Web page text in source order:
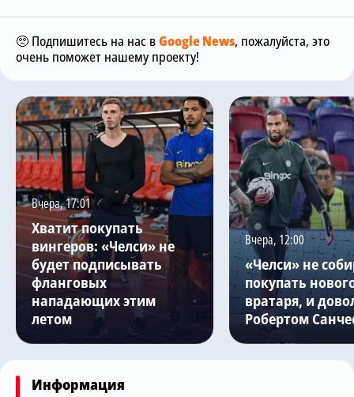
🥺 Подпишитесь на нас вGoogle News, пожалуйста, это
очень поможет нашему проекту!
Вчера, 17:01
Хватит покупать
вингеров: «Челси» не
будет подписывать
фланговых
нападающих этим
летом
Вчера, 12:00
«Челси» не
покупать
вратаря, и
Робертом
Информация